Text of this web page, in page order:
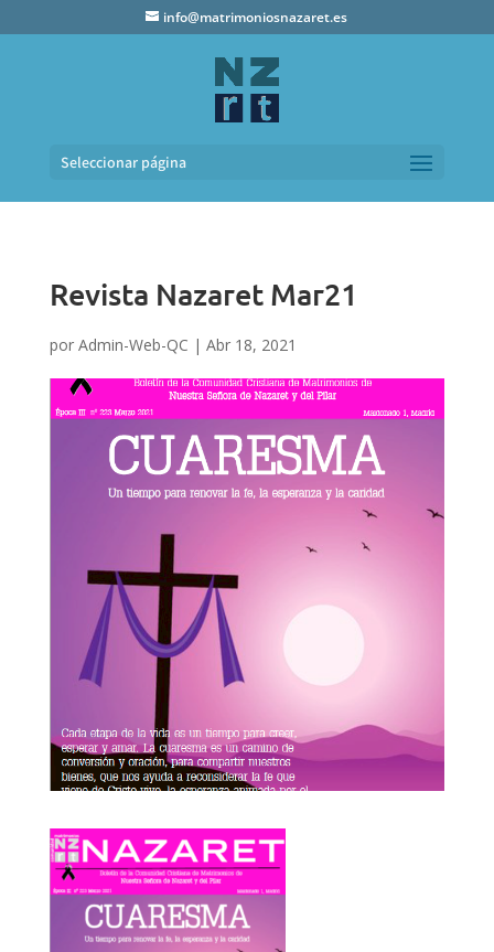
info@matrimoniosnazaret.es
Seleccionar página
Revista Nazaret Mar21
por Admin-Web-QC | Abr 18, 2021